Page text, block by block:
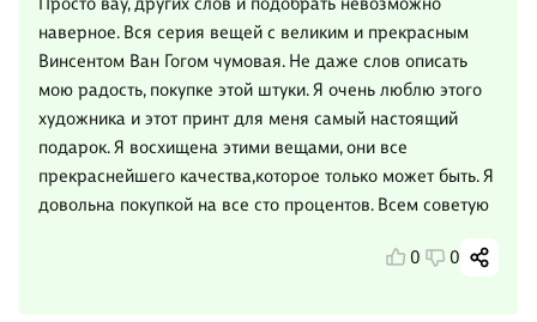
наверное. Вся серия вещей с великим и прекрасным
Винсентом Ван Гогом чумовая. Не даже слов описать
мою радость, покупке этой штуки. Я очень люблю этого
художника и этот принт для меня самый настоящий
подарок. Я восхищена этими вещами, они все
прекраснейшего качества,которое только может быть. Я
довольна покупкой на все сто процентов. Всем советую
0 0